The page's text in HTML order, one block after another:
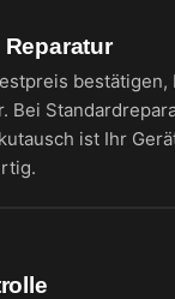
Bei
ist Ihr